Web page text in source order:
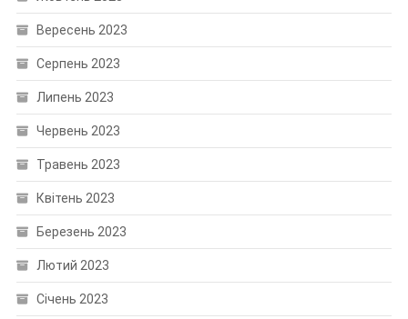
Вересень 2023
Серпень 2023
Липень 2023
Червень 2023
Травень 2023
Квітень 2023
Березень 2023
Лютий 2023
Січень 2023